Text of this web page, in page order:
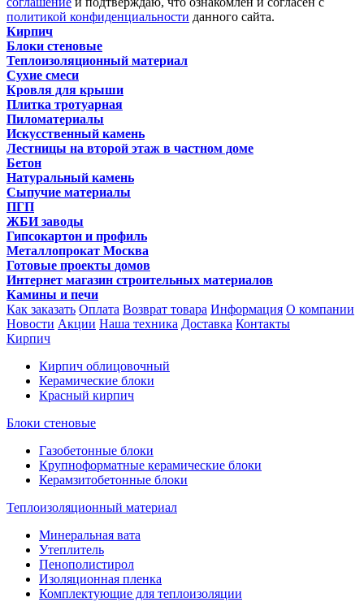
политикой конфиденциальности данного сайта.
Кирпич
Блоки стеновые
Теплоизоляционный материал
Сухие смеси
Кровля для крыши
Плитка тротуарная
Пиломатериалы
Искусственный камень
Лестницы на второй этаж в частном доме
Бетон
Натуральный камень
Сыпучие материалы
ПГП
ЖБИ заводы
Гипсокартон и профиль
Металлопрокат Москва
Готовые проекты домов
Интернет магазин строительных материалов
Камины и печи
Как заказать Оплата Возврат товара Информация О компании
Новости Акции Наша техника Доставка Контакты
Кирпич
Кирпич облицовочный
Керамические блоки
Красный кирпич
Блоки стеновые
Газобетонные блоки
Крупноформатные керамические блоки
Керамзитобетонные блоки
Теплоизоляционный материал
Минеральная вата
Утеплитель
Пенополистирол
Изоляционная пленка
Комплектующие для теплоизоляции